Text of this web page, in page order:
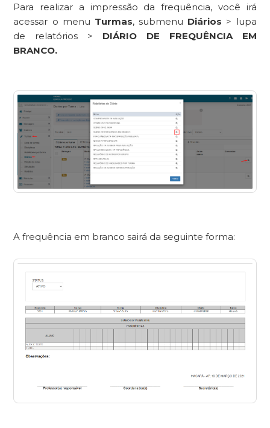
Para realizar a impressão da frequência, você irá
acessar o menu Turmas, submenu Diários > lupa
de relatórios > DIÁRIO DE FREQUÊNCIA EM
BRANCO.
A frequência em branco sairá da seguinte forma: